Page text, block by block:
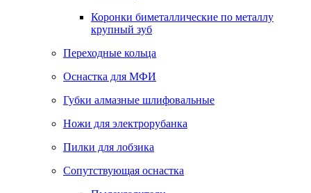
Коронки биметаллические по металлу
крупный зуб
Переходные кольца
Оснастка для МФИ
Губки алмазные шлифовальные
Ножи для электрорубанка
Пилки для лобзика
Сопутствующая оснастка